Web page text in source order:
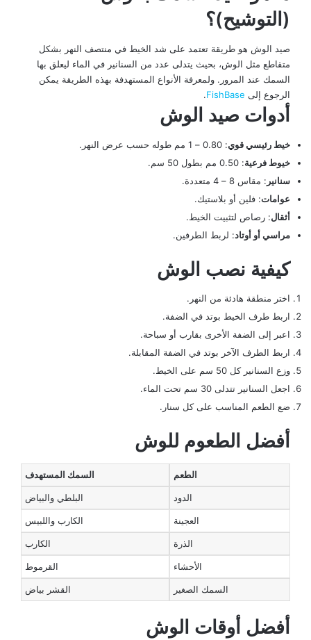
(التوشيح)؟
صيد الوش هو طريقة تعتمد على شد الخيط في منتصف النهر بشكل
متقاطع مثل الوش، بحيث يتدلى عدد من السنانير في الماء ليعلق بها
السمك عند المرور. ولمعرفة الأنواع المستهدفة بهذه الطريقة يمكن
الرجوع إلى FishBase
.
أدوات صيد الوش
خيط رئيسي قوي: 0.80 – 1 مم طوله حسب عرض النهر.
خيوط فرعية: 0.50 مم بطول 50 سم.
سنانير : مقاس 8 – 4 متعددة.
عوامات: فلين أو بلاستيك.
أثقال: رصاص لتثبيت الخيط.
مراسي أو أوتاد: لربط الطرفين.
كيفية نصب الوش
اختر منطقة هادئة من النهر.
اربط طرف الخيط بوتد في الضفة.
اعبر إلى الضفة الأخرى بقارب أو سباحة.
اربط الطرف الآخر بوتد في الضفة المقابلة.
وزع السنانير كل 50 سم على الخيط.
اجعل السنانير تتدلى 30 سم تحت الماء.
ضع الطعم المناسب على كل سنار.
أفضل الطعوم للوش
الطعم السمك المستهدف
الدود البلطي والبياض
العجينة الكارب واللبيس
الذرة الكارب
الأحشاء القرموط
السمك الصغير القشر بياض
أفضل أوقات الوش